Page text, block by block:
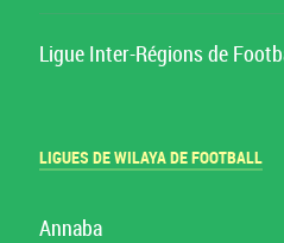
Ligue Inter-Régions de
LIGUES DE WILAYA DE FOOTBALL
Annaba